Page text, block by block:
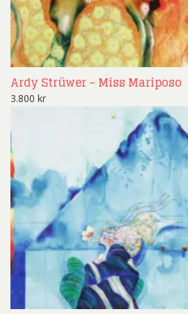
Ardy Strüwer – Miss Mariposo
3.800 kr